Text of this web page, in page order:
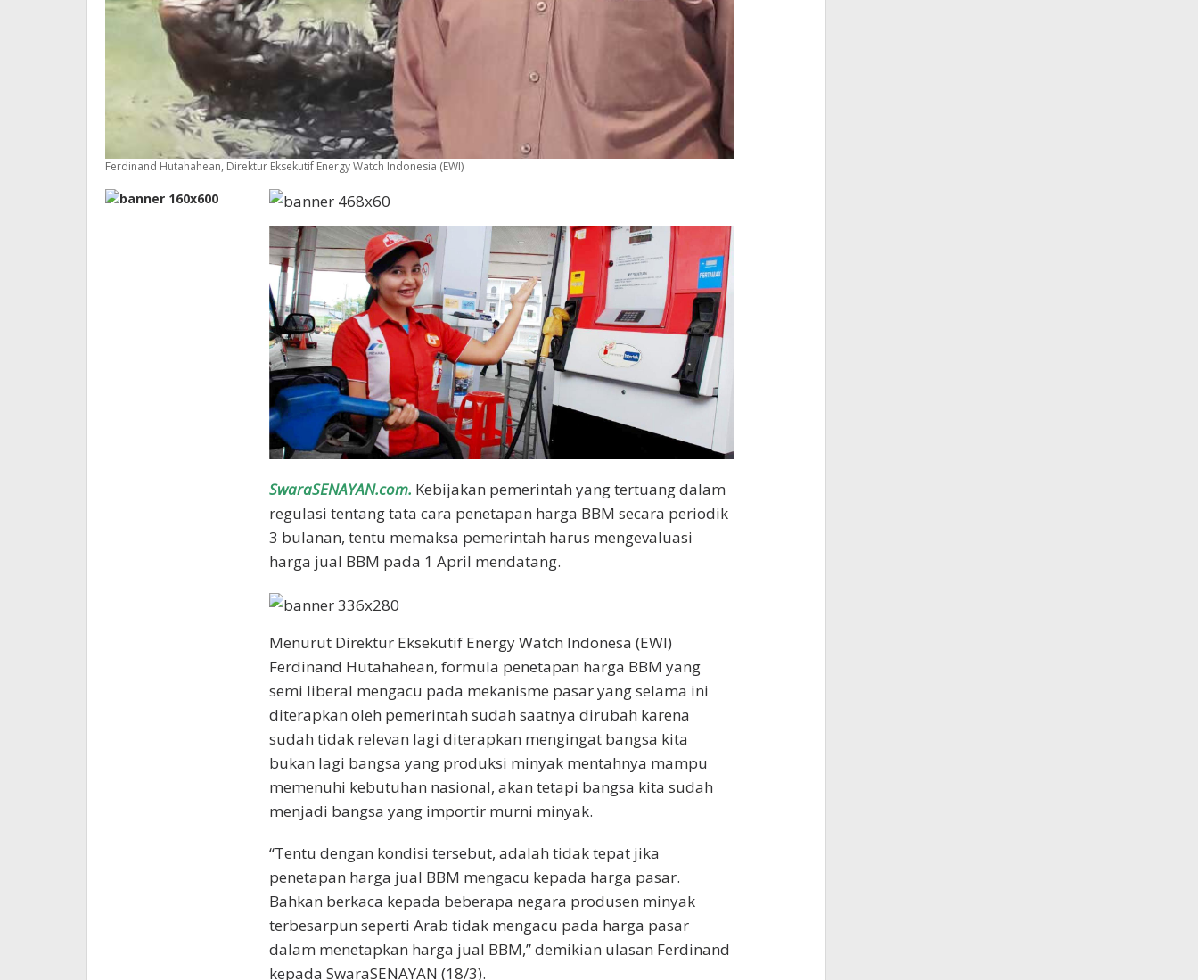
Ferdinand Hutahahean, Direktur Eksekutif Energy Watch Indonesia (EWI)
SwaraSENAYAN.com. Kebijakan pemerintah yang tertuang dalam
regulasi tentang tata cara penetapan harga BBM secara periodik
3 bulanan, tentu memaksa pemerintah harus mengevaluasi
harga jual BBM pada 1 April mendatang.
Menurut Direktur Eksekutif Energy Watch Indonesa (EWI)
Ferdinand Hutahahean, formula penetapan harga BBM yang
semi liberal mengacu pada mekanisme pasar yang selama ini
diterapkan oleh pemerintah sudah saatnya dirubah karena
sudah tidak relevan lagi diterapkan mengingat bangsa kita
bukan lagi bangsa yang produksi minyak mentahnya mampu
memenuhi kebutuhan nasional, akan tetapi bangsa kita sudah
menjadi bangsa yang importir murni minyak.
“Tentu dengan kondisi tersebut, adalah tidak tepat jika
penetapan harga jual BBM mengacu kepada harga pasar.
Bahkan berkaca kepada beberapa negara produsen minyak
terbesarpun seperti Arab tidak mengacu pada harga pasar
dalam menetapkan harga jual BBM,” demikian ulasan Ferdinand
kepada SwaraSENAYAN (18/3).